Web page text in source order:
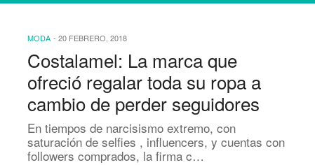
MODA - 20 FEBRERO, 2018
Costalamel: La marca que
ofreció regalar toda su ropa a
cambio de perder seguidores
En tiempos de narcisismo extremo, con
saturación de selfies , influencers, y cuentas con
followers comprados, la firma c…